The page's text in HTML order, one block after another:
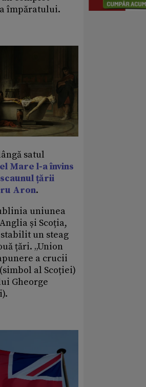
împăratului.
satul
Mare l-a învins
țării
Aron.
uniunea
și Scoția,
un steag
țări. „Union
a crucii
al Scoției)
Gheorge